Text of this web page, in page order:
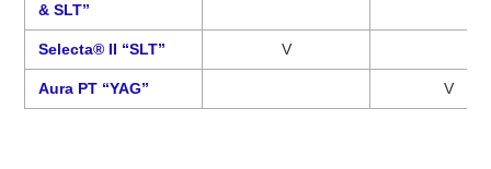
& SLT”
Selecta® II “SLT” V
Aura PT “YAG” V